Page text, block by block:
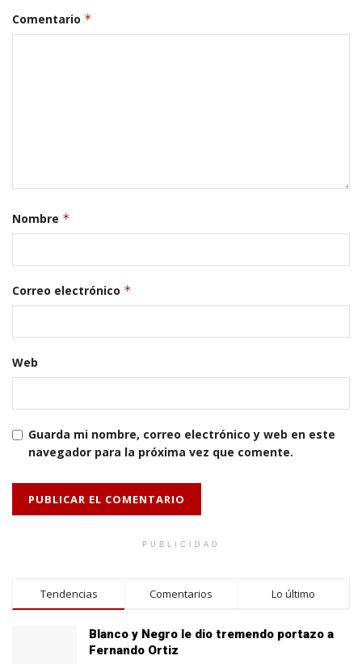
Comentario *
Nombre *
Correo electrónico *
Web
Guarda mi nombre, correo electrónico y web en este
navegador para la próxima vez que comente.
PUBLICIDAD
Tendencias Comentarios Lo último
Blanco y Negro le dio tremendo portazo a
Fernando Ortiz